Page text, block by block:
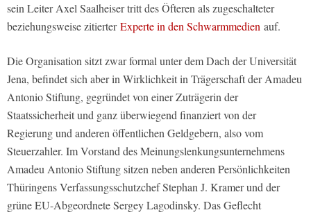
sein Leiter Axel Saalheiser tritt des Öfteren als zugeschalteter
beziehungsweise zitierterExperte in den Schwarmmedien auf.
Die Organisation sitzt zwar formal unter dem Dach der Universität
Jena, befindet sich aber in Wirklichkeit in Trägerschaft der Amadeu
Antonio Stiftung, gegründet von einer Zuträgerin der
Staatssicherheit und ganz überwiegend finanziert von der
Regierung und anderen öffentlichen Geldgebern, also vom
Steuerzahler. Im Vorstand des Meinungslenkungsunternehmens
Amadeu Antonio Stiftung sitzen neben anderen Persönlichkeiten
Thüringens Verfassungsschutzchef Stephan J. Kramer und der
grüne EU-Abgeordnete Sergey Lagodinsky. Das Geflecht